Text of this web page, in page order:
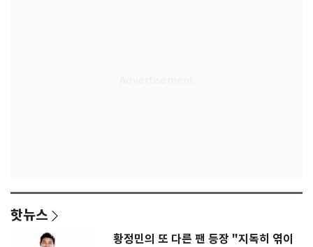
핫뉴스
황정민의 또 다른 팬 등장 "지독히 엮이